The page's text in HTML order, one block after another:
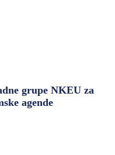
grupe NKEU za
agende